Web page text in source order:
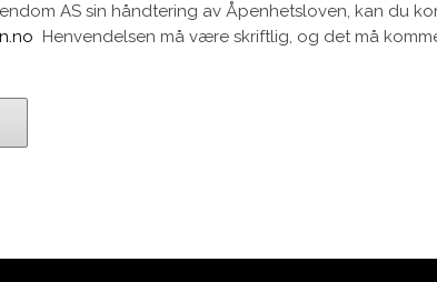
AS sin håndtering av Åpenhetsloven, kan du
Henvendelsen må være skriftlig, og det må